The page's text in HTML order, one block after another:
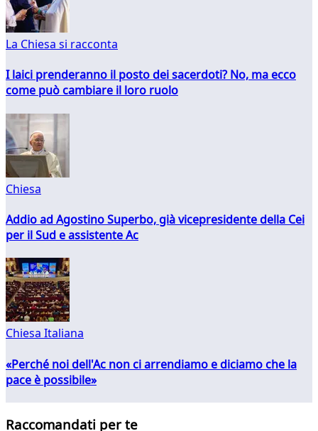
La Chiesa si racconta
I laici prenderanno il posto dei sacerdoti? No, ma ecco
come può cambiare il loro ruolo
Chiesa
Addio ad Agostino Superbo, già vicepresidente della Cei
per il Sud e assistente Ac
Chiesa Italiana
«Perché noi dell'Ac non ci arrendiamo e diciamo che la
pace è possibile»
Raccomandati per te